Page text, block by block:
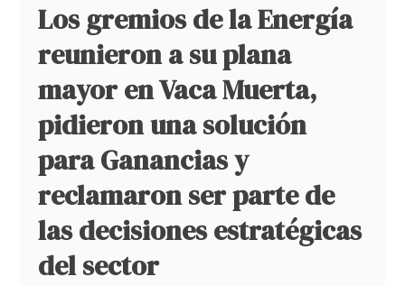
Los gremios de la Energía
reunieron a su plana
mayor en Vaca Muerta,
pidieron una solución
para Ganancias y
reclamaron ser parte de
las decisiones estratégicas
del sector